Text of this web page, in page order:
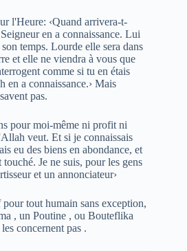
l'Heure: ‹Quand arrivera-t-
en a connaissance. Lui
temps. Lourde elle sera dans
et elle ne viendra à vous que
comme si tu en étais
en a connaissance.› Mais
pas.
pour moi-même ni profit ni
veut. Et si je connaissais
eu des biens en abondance, et
Je ne suis, pour les gens
et un annonciateur›
tout humain sans exception,
, un Poutine , ou Bouteflika
concernent pas .